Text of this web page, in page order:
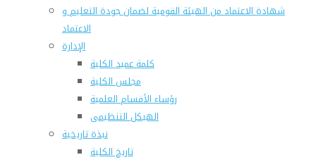
شهادة الاعتماد من الهيئة القومية لضمان جودة التعليم و
الاعتماد
الإدارة
كلمة عميد الكلية
مجلس الكلية
رؤساء الأقسام العلمية
الهيكل التنظيمى
نبذة تاريخية
تاريخ الكلية